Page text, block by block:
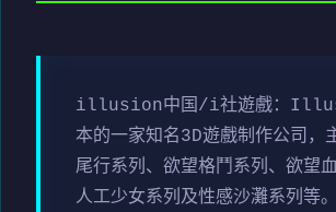
illusion中国/i社遊戲：
本的一家知名3D遊戲制作公司，
尾行系列、欲望格鬥系列、欲望血
人工少女系列及性感沙灘系列等。